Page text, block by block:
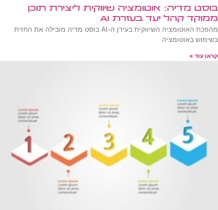
בוסט מדיה: אוטומציה שיווקית ליצירת תוכן
ממוקד קהל יעד בעזרת AI
מהפכת האוטומציה השיווקית בעידן ה-AI בוסט מדיה מובילה את החזית
בשימוש באוטומציה
קראו עוד »